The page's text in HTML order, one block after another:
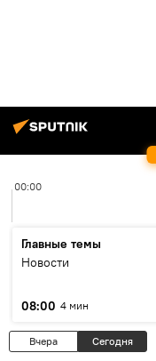
00:00
Главные темы
Новости
08:00 4 мин
Вчера Сегодня